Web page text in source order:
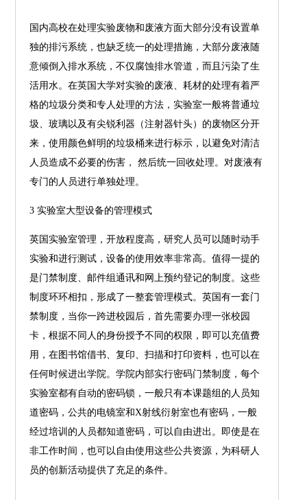
国内高校在处理实验废物和废液方面大部分没有设置单
独的排污系统，也缺乏统一的处理措施，大部分废液随
意倾倒入排水系统，不仅腐蚀排水管道，而且污染了生
活用水。在英国大学对实验的废液、耗材的处理有着严
格的垃圾分类和专人处理的方法，实验室一般将普通垃
圾、玻璃以及有尖锐利器（注射器针头）的废物区分开
来，使用颜色鲜明的垃圾桶来进行标示，以避免对清洁
人员造成不必要的伤害， 然后统一回收处理。对废液有
专门的人员进行单独处理。
3 实验室大型设备的管理模式
英国实验室管理，开放程度高，研究人员可以随时动手
实验和进行测试，设备的使用效率非常高。值得一提的
是门禁制度、邮件组通讯和网上预约登记的制度。这些
制度环环相扣，形成了一整套管理模式。英国有一套门
禁制度，当你一跨进校园后，首先需要办理一张校园
卡，根据不同人的身份授予不同的权限，即可以充值费
用，在图书馆借书、复印、扫描和打印资料，也可以在
任何时候进出学院。学院内部实行密码门禁制度，每个
实验室都有自动的密码锁，一般只有本课题组的人员知
道密码，公共的电镜室和X射线衍射室也有密码，一般
经过培训的人员都知道密码，可以自由进出。即使是在
非工作时间，也可以自由使用这些公共资源，为科研人
员的创新活动提供了充足的条件。